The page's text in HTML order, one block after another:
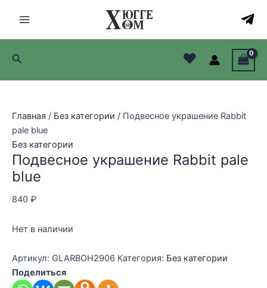
Menu
Поиск ♥
Главная / Без категории / Подвесное украшение Rabbit
pale blue
Без категории
Подвесное украшение Rabbit pale
blue
840 ₽
Нет в наличии
Артикул: GLARBOH2906 Категория: Без категории
Поделиться